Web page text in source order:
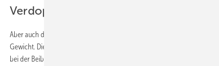
Verdoppelung der Arbeitsplätze
Aber auch der negative Effekt auf die Beschäftigung fiele deutlich ins
Gewicht. Die Analysten und Analystinnen haben ausgerechnet, dass
bei der Beibehaltung des 80-Prozent-Ziels bis 2030 etwa 500.000